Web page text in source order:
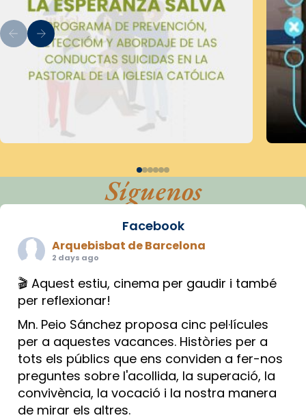
Síguenos
Facebook
Arquebisbat de Barcelona
2 days ago
🎬 Aquest estiu, cinema per gaudir i també
per reflexionar!
Mn. Peio Sánchez proposa cinc pel·lícules
per a aquestes vacances. Històries per a
tots els públics que ens conviden a fer-nos
preguntes sobre l'acollida, la superació, la
convivència, la vocació i la nostra manera
de mirar els altres.